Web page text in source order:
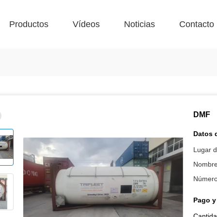
Productos Vídeos Noticias Contacto
DMF
Datos
Lugar
Pago